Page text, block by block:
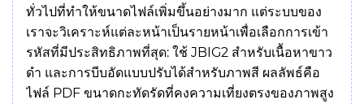
ทั่วไปที่ทำให้ขนาดไฟล์เพิ่มขึ้นอย่างมาก แต่ระบบของ
เราจะวิเคราะห์แต่ละหน้าเป็นรายหน้าเพื่อเลือกการเข้า
รหัสที่มีประสิทธิภาพที่สุด: ใช้ JBIG2 สำหรับเนื้อหาขาว
ดำ และการบีบอัดแบบปรับได้สำหรับภาพสี ผลลัพธ์คือ
ไฟล์ PDF ขนาดกะทัดรัดที่คงความเที่ยงตรงของภาพสูง